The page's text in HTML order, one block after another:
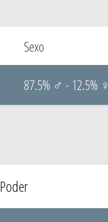
Sexo
87.5% ♂ - 12.5% ♀
Poder